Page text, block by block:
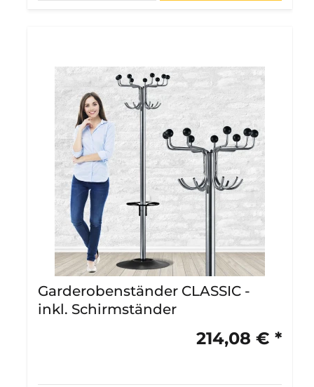
Garderobenständer CLASSIC -
inkl. Schirmständer
214,08 € *